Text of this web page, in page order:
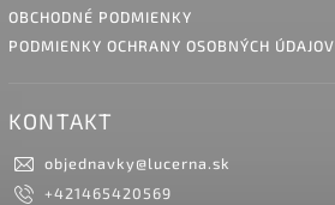
OBCHODNÉ PODMIENKY
PODMIENKY OCHRANY OSOBNÝCH ÚDAJOV
KONTAKT
objednavky@lucerna.sk
+421465420569